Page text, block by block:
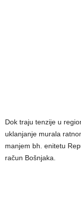
Dok traju tenzije u
uklanjanje murala
manjem bh. enitetu
račun Bošnjaka.